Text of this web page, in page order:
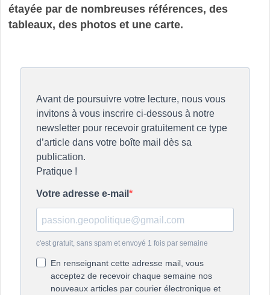
étayée par de nombreuses références, des
tableaux, des photos et une carte.